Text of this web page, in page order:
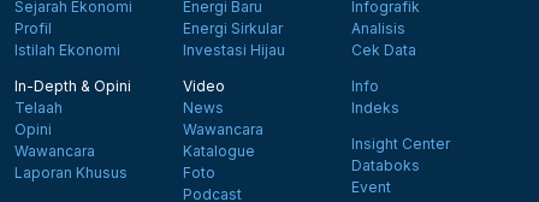
Sejarah Ekonomi
Profil
Istilah Ekonomi
Energi Baru
Energi Sirkular
Investasi Hijau
Infografik
Analisis
Cek Data
In-Depth & Opini
Telaah
Opini
Wawancara
Laporan Khusus
Video
News
Wawancara
Katalogue
Foto
Podcast
Info
Indeks
Insight Center
Databoks
Event